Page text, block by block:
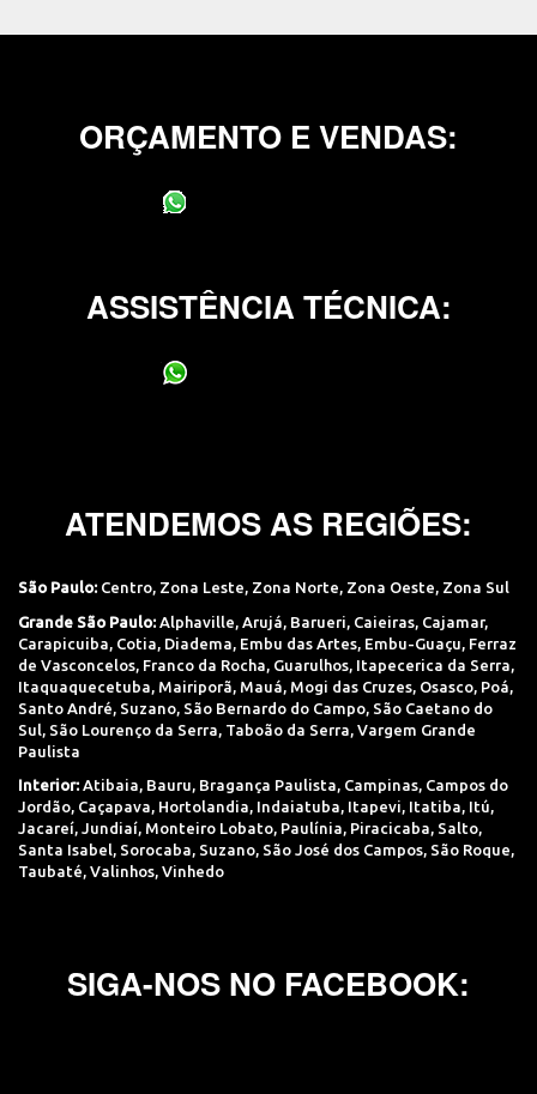
ORÇAMENTO E VENDAS:
ASSISTÊNCIA TÉCNICA:
ATENDEMOS AS REGIÕES:
São Paulo: Centro, Zona Leste, Zona Norte, Zona Oeste, Zona Sul
Grande São Paulo: Alphaville Arujá Barueri Caieiras Cajamar,
Carapicuiba Cotia Diadema Embu das Artes Embu-Guaçu Ferraz
de Vasconcelos Franco da Rocha Guarulhos Itapecerica da Serra
Itaquaquecetuba Mairiporã Mauá Mogi das Cruzes Osasco Poá
Santo André Suzano São Bernardo do Campo São Caetano do
Sul São Lourenço da Serra Taboão da Serra Vargem Grande
Paulista
Interior: Atibaia, Bauru, Bragança Paulista, Campinas, Campos do
Jordão, Caçapava, Hortolandia, Indaiatuba, Itapevi, Itatiba, Itú,
Jacareí, Jundiaí, Monteiro Lobato, Paulínia, Piracicaba, Salto,
Santa Isabel, Sorocaba, Suzano, São José dos Campos, São Roque,
Taubaté, Valinhos, Vinhedo
SIGA-NOS NO FACEBOOK: